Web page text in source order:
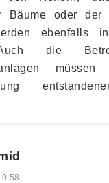
Bäume oder der
ebenfalls
die